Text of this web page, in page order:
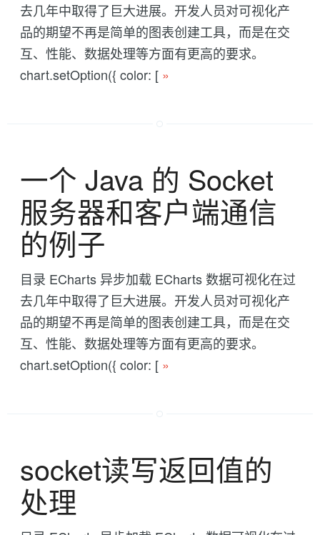
去几年中取得了巨大进展。开发人员对可视化产
品的期望不再是简单的图表创建工具，而是在交
互、性能、数据处理等方面有更高的要求。
chart.setOption({ color: [ »
一个 Java 的 Socket
服务器和客户端通信
的例子
目录 ECharts 异步加载 ECharts 数据可视化在过
去几年中取得了巨大进展。开发人员对可视化产
品的期望不再是简单的图表创建工具，而是在交
互、性能、数据处理等方面有更高的要求。
chart.setOption({ color: [ »
socket读写返回值的
处理